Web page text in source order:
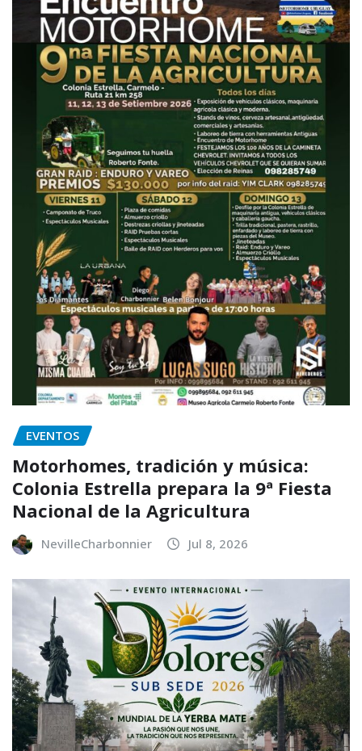
EVENTOS
Motorhomes, tradición y música:
Colonia Estrella prepara la 9ª Fiesta
Nacional de la Agricultura
NevilleCharbonnier Jul 8, 2026